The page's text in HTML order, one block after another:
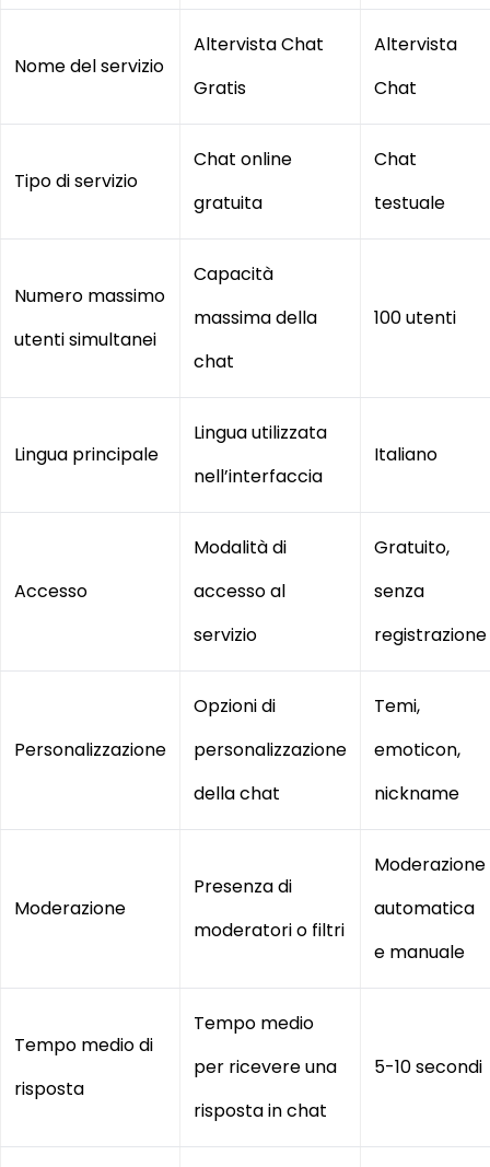
Nome del servizio
Altervista Chat
Gratis
Altervista
Chat
Tipo di servizio
Chat online
gratuita
Chat
testuale
Numero massimo
utenti simultanei
Capacità
massima della
chat
100 utenti
Lingua principale
Lingua utilizzata
nell’interfaccia
Italiano
Accesso
Modalità di
accesso al
servizio
Gratuito,
senza
registrazione
Personalizzazione
Opzioni di
personalizzazione
della chat
Temi,
emoticon,
nickname
Moderazione
Presenza di
moderatori o filtri
Moderazione
automatica
e manuale
Tempo medio di
risposta
Tempo medio
per ricevere una
risposta in chat
5-10 secondi